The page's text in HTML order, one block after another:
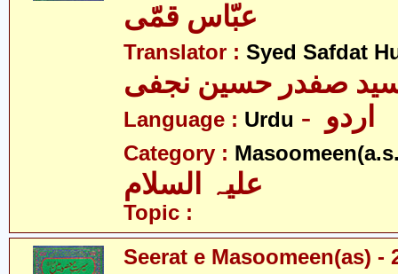
عبّاس قمّی
Translator : Syed Safdat
صفدر حسین نجفی
Language : Urdu
Category :
Topic :
Seerat e Masoomeen(as) -